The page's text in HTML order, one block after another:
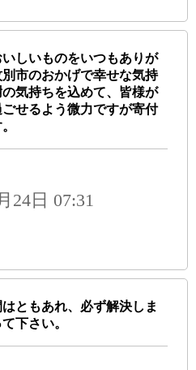
しいものをいつもありが
市のおかげで幸せな気持
気持ちを込めて、皆様が
せるよう微力ですが寄付
24日 07:31
ともあれ、必ず解決しま
下さい。